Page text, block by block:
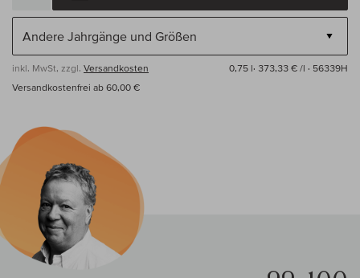
inkl. MwSt, zzgl. Versandkosten 0,75 l· 373,33 € /l · 56339H
Versandkostenfrei ab 60,00 €